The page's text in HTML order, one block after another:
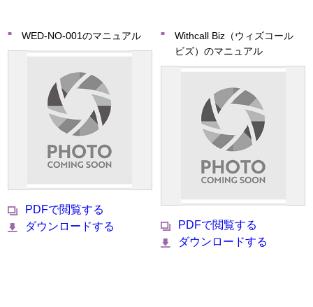
WED-NO-001のマニュアル
PDFで閲覧する
ダウンロードする
Withcall Biz（ウィズコール
ビズ）のマニュアル
PDFで閲覧する
ダウンロードする